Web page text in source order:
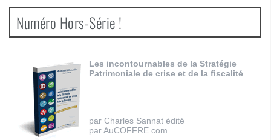
Numéro Hors-Série !
Les incontournables de la Stratégie
Patrimoniale de crise et de la fiscalité
par Charles Sannat édité
par AuCOFFRE.com